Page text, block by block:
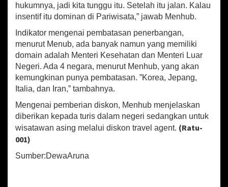
r
u
s
K
o
r
o
n
a
hukumnya, jadi kita tunggu itu. Setelah itu jalan. Kalau
insentif itu dominan di Pariwisata,” jawab Menhub.
Indikator mengenai pembatasan penerbangan,
menurut Menub, ada banyak namun yang memiliki
domain adalah Menteri Kesehatan dan Menteri Luar
Negeri. Ada 4 negara, menurut Menhub, yang akan
kemungkinan punya pembatasan. ”Korea, Jepang,
Italia, dan Iran,” tambahnya.
Mengenai pemberian diskon, Menhub menjelaskan
diberikan kepada turis dalam negeri sedangkan untuk
wisatawan asing melalui diskon travel agent. (Ratu-
001)
Sumber:DewaAruna